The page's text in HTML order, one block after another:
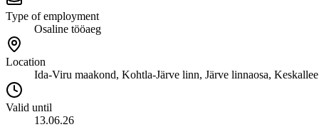
Type of employment
Osaline tööaeg
Location
Ida-Viru maakond, Kohtla-Järve linn, Järve linnaosa,
Valid until
13.06.26